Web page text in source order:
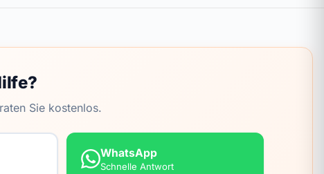
Sie kostenlos.
WhatsApp
Schnelle Antwort